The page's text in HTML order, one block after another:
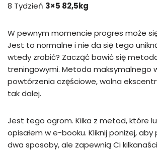
8 Tydzień 3×5 82,5kg
W pewnym momencie progres może
Jest to normalne i nie da się tego
wtedy zrobić? Zacząć bawić się
treningowymi. Metoda maksymalnego
powtórzenia częściowe, wolna
tak dalej.
Jest tego ogrom. Kilka z metod, które
opisałem w e-booku. Kliknij poniżej,
dwa sposoby, ale zapewnią Ci